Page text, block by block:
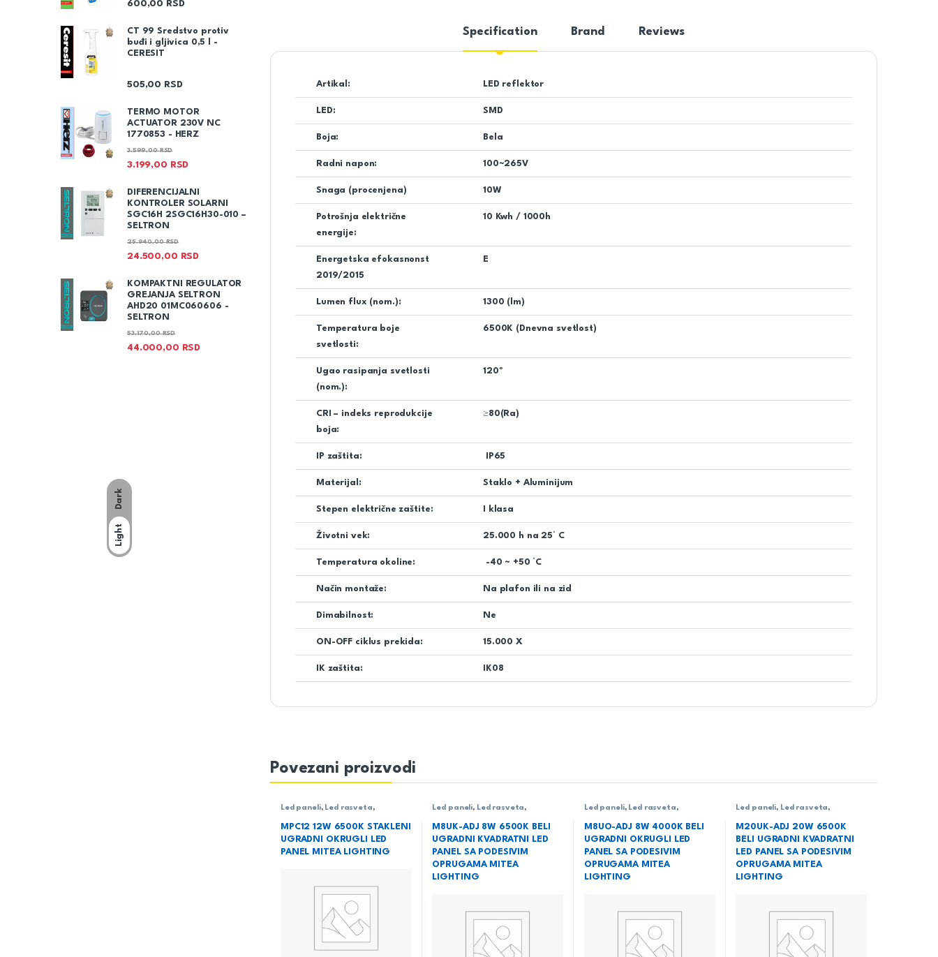
Dark
Light
Specification Brand Reviews
Artikal: LED reflektor
LED: SMD
Boja: Bela
Radni napon: 100~265V
Snaga (procenjena) 10W
Potrošnja električne
energije:
10 Kwh / 1000h
Energetska efokasnonst
2019/2015
E
Lumen flux (nom.): 1300 (lm)
Temperatura boje
svetlosti:
6500K (Dnevna svetlost)
Ugao rasipanja svetlosti
(nom.):
120º
CRI – indeks reprodukcije
boja:
≥80(Ra)
IP zaštita: IP65
Materijal: Staklo + Aluminijum
Stepen električne zaštite: I klasa
Životni vek: 25.000 h na 25° C
Temperatura okoline: -40 ~ +50 °C
Način montaže: Na plafon ili na zid
Dimabilnost: Ne
ON-OFF ciklus prekida: 15.000 X
IK zaštita: IK08
Povezani proizvodi
Led paneli, Led rasveta,
MPC12 12W 6500K STAKLENI
UGRADNI OKRUGLI LED
PANEL MITEA LIGHTING
Led paneli, Led rasveta,
M8UK-ADJ 8W 6500K BELI
UGRADNI KVADRATNI LED
PANEL SA PODESIVIM
OPRUGAMA MITEA
LIGHTING
Led paneli, Led rasveta,
M8UO-ADJ 8W 4000K BELI
UGRADNI OKRUGLI LED
PANEL SA PODESIVIM
OPRUGAMA MITEA
LIGHTING
Led paneli, Led rasveta,
M20UK-ADJ 20W 6500K
BELI UGRADNI KVADRATNI
LED PANEL SA PODESIVIM
OPRUGAMA MITEA
LIGHTING
600,00 RSD
CT 99 Sredstvo protiv
buđi i gljivica 0,5 l -
CERESIT
505,00 RSD
TERMO MOTOR
ACTUATOR 230V NC
1770853 - HERZ
3.199,00 RSD
3.599,00RSD
DIFERENCIJALNI
KONTROLER SOLARNI
SGC16H 2SGC16H30-010 –
SELTRON
24.500,00 RSD
25.940,00RSD
KOMPAKTNI REGULATOR
GREJANJA SELTRON
AHD20 01MC060606 -
SELTRON
44.000,00 RSD
53.170,00RSD